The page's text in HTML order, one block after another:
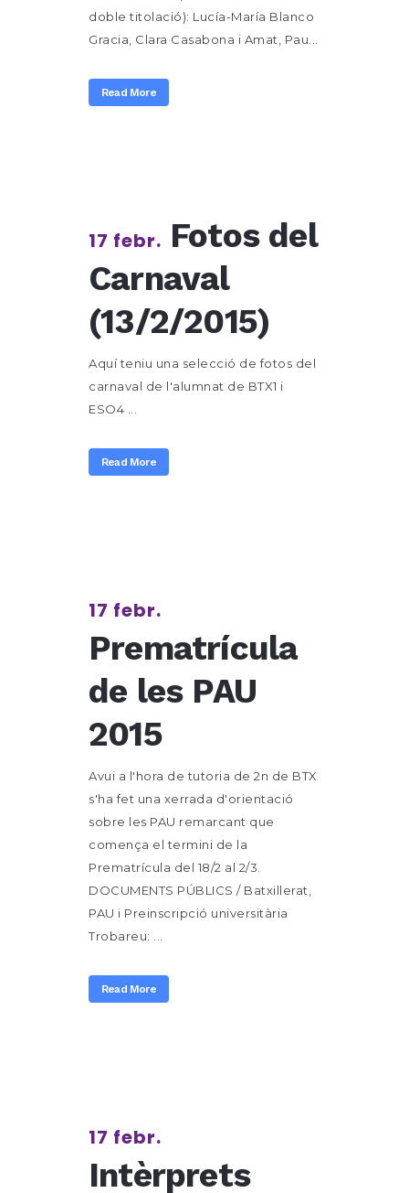
doble titolació): Lucía-María Blanco
Gracia, Clara Casabona i Amat, Pau...
Read More
17 febr. Fotos del
Carnaval
(13/2/2015)
Aquí teniu una selecció de fotos del
carnaval de l'alumnat de BTX1 i
ESO4 ...
Read More
17 febr.
Prematrícula
de les PAU
2015
Avui a l'hora de tutoria de 2n de BTX
s'ha fet una xerrada d'orientació
sobre les PAU remarcant que
comença el termini de la
Prematrícula del 18/2 al 2/3.
DOCUMENTS PÚBLICS / Batxillerat,
PAU i Preinscripció universitària
Trobareu: ...
Read More
17 febr.
Intèrprets